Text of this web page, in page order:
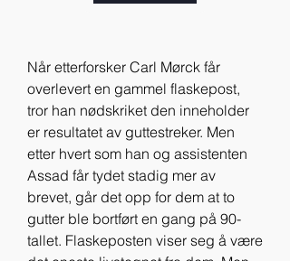
Når etterforsker Carl Mørck får
overlevert en gammel flaskepost,
tror han nødskriket den inneholder
er resultatet av guttestreker. Men
etter hvert som han og assistenten
Assad får tydet stadig mer av
brevet, går det opp for dem at to
gutter ble bortført en gang på 90-
tallet. Flaskeposten viser seg å være